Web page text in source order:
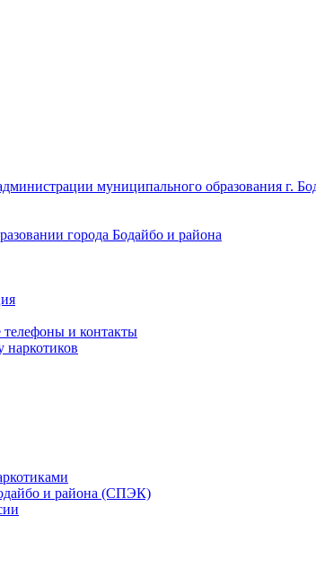
муниципального образования г.
города Бодайбо и района
и контакты
наркотиков
и района (СПЭК)